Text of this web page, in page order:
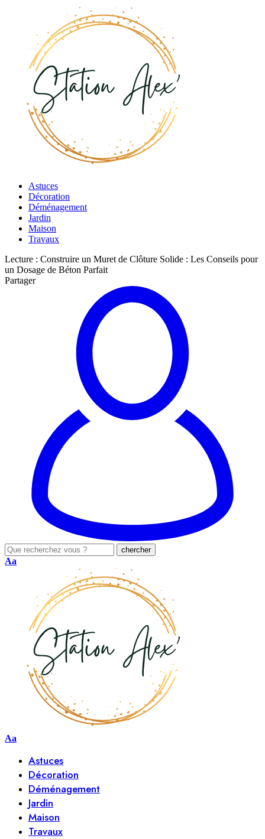
Astuces
Décoration
Déménagement
Jardin
Maison
Travaux
Lecture : Construire un Muret de Clôture Solide : Les Conseils pour
un Dosage de Béton Parfait
Partager
Aa
Aa
Astuces
Décoration
Déménagement
Jardin
Maison
Travaux